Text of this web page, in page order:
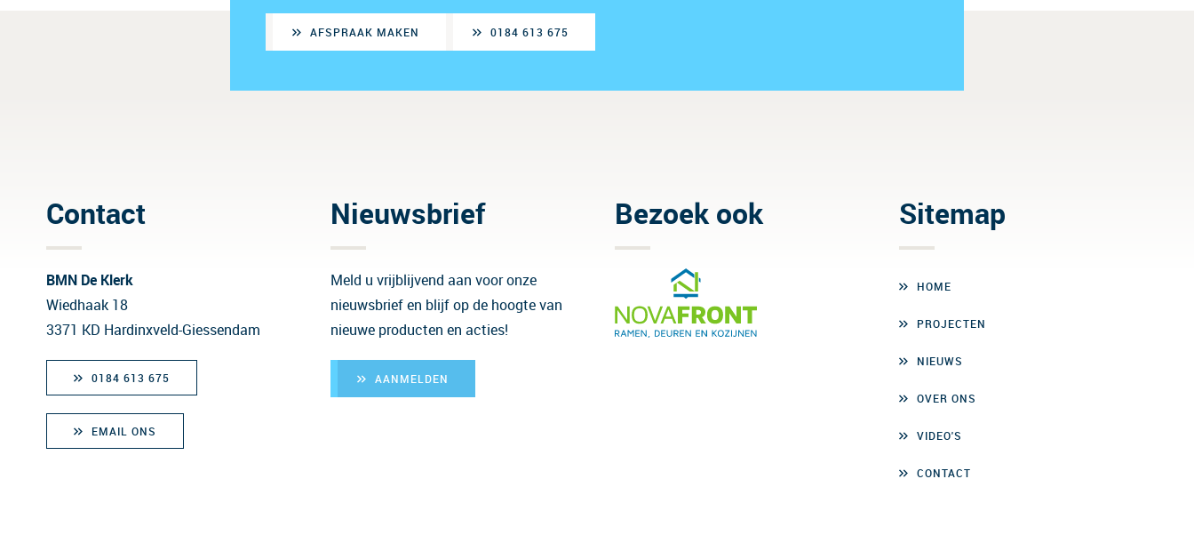
AFSPRAAK MAKEN 0184 613 675
Contact
BMN De Klerk
Wiedhaak 18
3371 KD Hardinxveld-Giessendam
0184 613 675
EMAIL ONS
Nieuwsbrief
Meld u vrijblijvend aan voor onze
nieuwsbrief en blijf op de hoogte van
nieuwe producten en acties!
AANMELDEN
Bezoek ook Sitemap
HOME
PROJECTEN
NIEUWS
OVER ONS
VIDEO'S
CONTACT